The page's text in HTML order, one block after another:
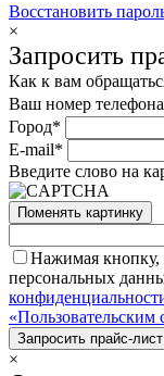
Восстановить
×
Запросить
Как к вам
Ваш номер
Город*
E-mail*
Введите слово на
Поменять картинку
Нажимая кнопку,
персональных
«Пользовательским
×